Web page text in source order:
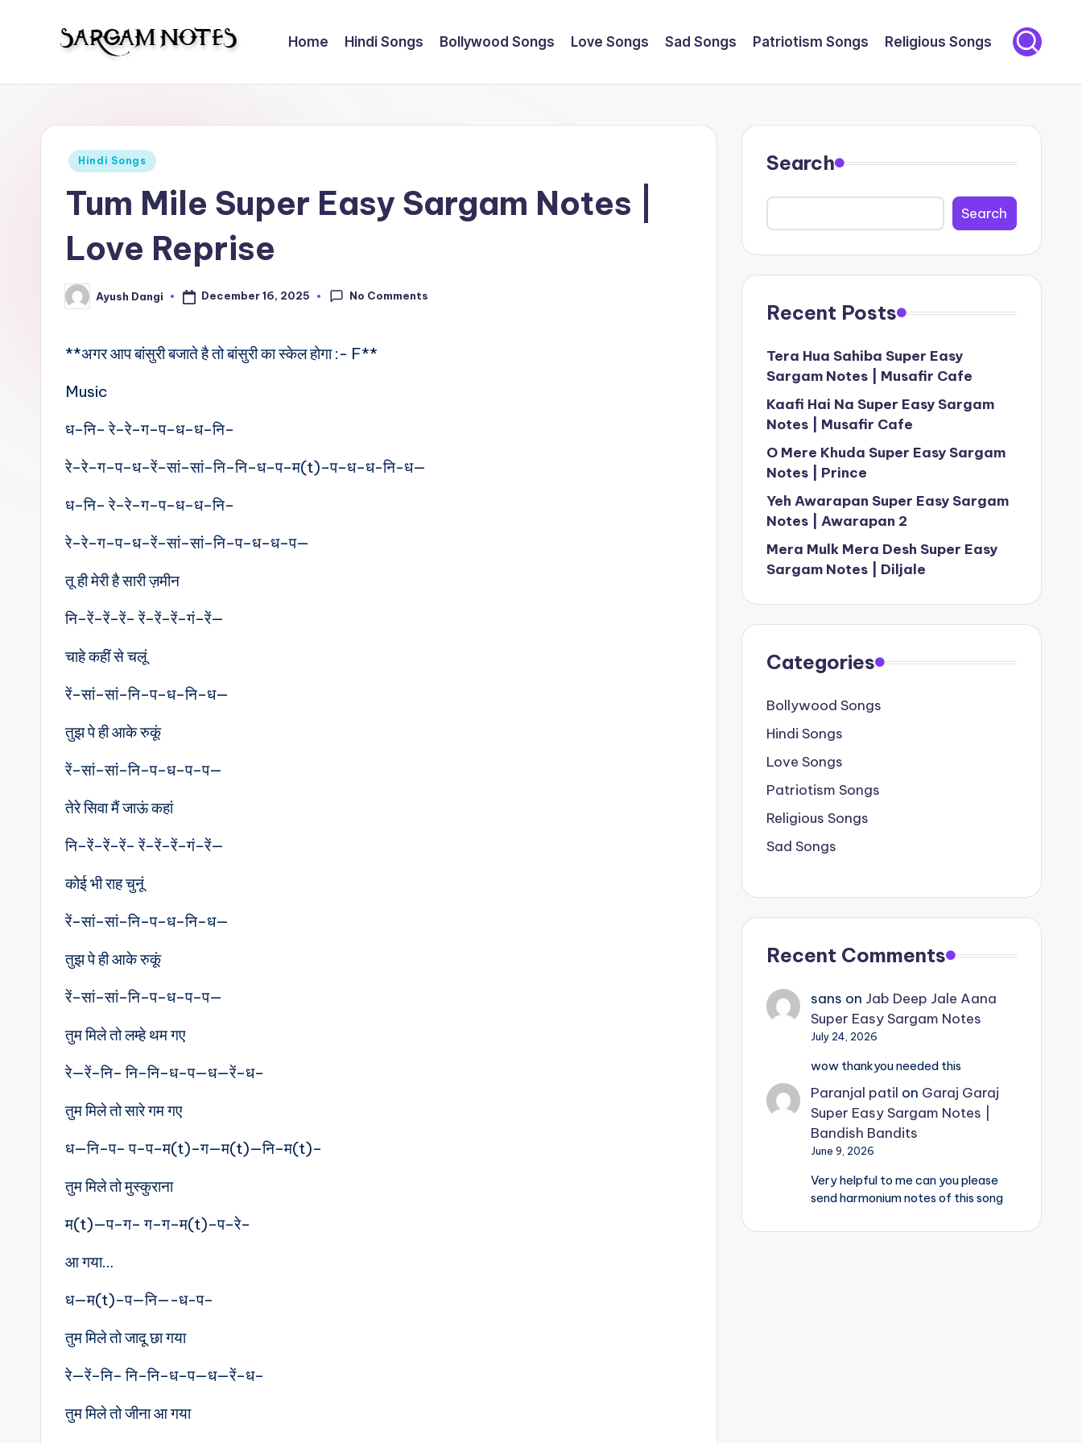
contentS
N
of
Sargam
Notes
Home Hindi Songs Bollywood Songs Love Songs Sad Songs Patriotism Songs Religious Songs
Posted
Hindi Songs
Tum Mile Super Easy Sargam Notes |
Love Reprise
Posted
by
Ayush Dangi December 16, 2025 No Comments
**अगर आप बांसुरी बजाते है तो बांसुरी का स्केल होगा :- F**
Music
ध–नि– रे–रे–ग–प–ध–ध–नि–
रे–रे–ग–प–ध–रें–सां–सां–नि–नि–ध–प–म(t)–प–ध–ध-नि-ध—
ध–नि– रे–रे–ग–प–ध–ध–नि–
रे–रे–ग–प–ध–रें–सां–सां–नि–प–ध–ध–प—
तू ही मेरी है सारी ज़मीन
नि–रें–रें–रें– रें–रें–रें–गं–रें—
चाहे कहीं से चलूं
रें–सां–सां–नि–प–ध–नि–ध—
तुझ पे ही आके रुकूं
रें–सां–सां–नि–प–ध–प–प—
तेरे सिवा मैं जाऊं कहां
नि–रें–रें–रें– रें–रें–रें–गं–रें—
कोई भी राह चुनूं
रें–सां–सां–नि–प–ध–नि–ध—
तुझ पे ही आके रुकूं
रें–सां–सां–नि–प–ध–प–प—
तुम मिले तो लम्हे थम गए
रे—रें–नि– नि–नि–ध–प—ध—रें–ध–
तुम मिले तो सारे गम गए
ध—नि–प– प–प–म(t)–ग—म(t)—नि–म(t)–
तुम मिले तो मुस्कुराना
म(t)—प–ग– ग–ग–म(t)–प–रे–
आ गया…
ध—म(t)–प—नि—-ध-प–
तुम मिले तो जादू छा गया
रे—रें–नि– नि–नि–ध–प—ध—रें–ध–
तुम मिले तो जीना आ गया
Search
Search
Recent Posts
Tera Hua Sahiba Super Easy
Sargam Notes | Musafir Cafe
Kaafi Hai Na Super Easy Sargam
Notes | Musafir Cafe
O Mere Khuda Super Easy Sargam
Notes | Prince
Yeh Awarapan Super Easy Sargam
Notes | Awarapan 2
Mera Mulk Mera Desh Super Easy
Sargam Notes | Diljale
Categories
Bollywood Songs
Hindi Songs
Love Songs
Patriotism Songs
Religious Songs
Sad Songs
Recent Comments
sans on Jab Deep Jale Aana
Super Easy Sargam Notes
July 24, 2026
wow thankyou needed this
Paranjal patil on Garaj Garaj
Super Easy Sargam Notes |
Bandish Bandits
June 9, 2026
Very helpful to me can you please
send harmonium notes of this song